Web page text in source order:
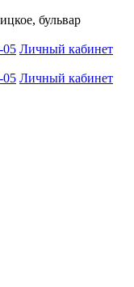
бульвар
05 Личный кабинет
05 Личный кабинет